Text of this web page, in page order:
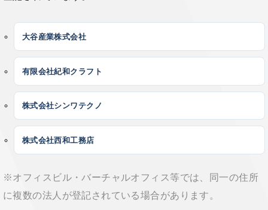
大谷産業株式会社
有限会社紀和クラフト
株式会社シンワテクノ
株式会社西和工務店
※オフィスビル・バーチャルオフィス等では、同一の住所
に複数の法人が登記されている場合があります。